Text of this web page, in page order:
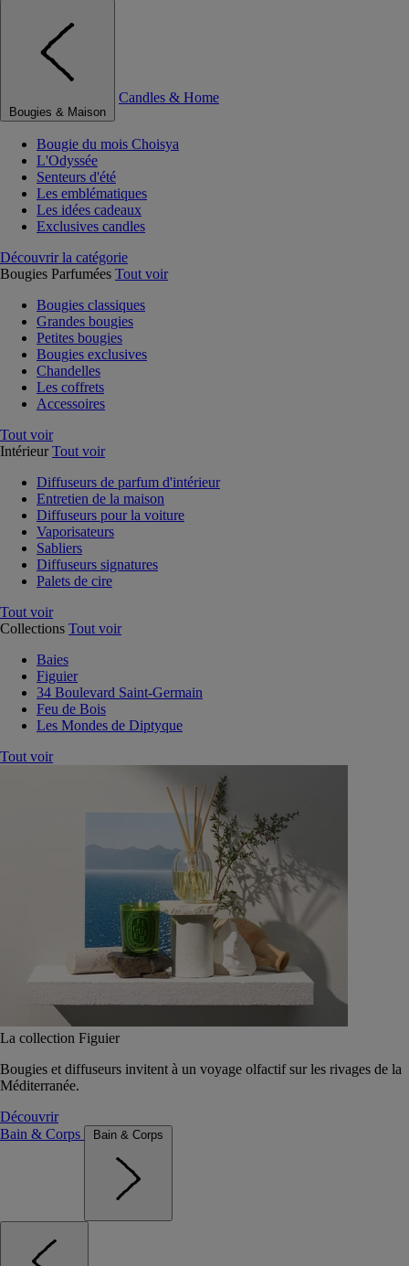
Bougies & Maison
Candles & Home
Bougie du mois Choisya
L'Odyssée
Senteurs d'été
Les emblématiques
Les idées cadeaux
Exclusives candles
Découvrir la catégorie
Bougies Parfumées Tout voir
Bougies classiques
Grandes bougies
Petites bougies
Bougies exclusives
Chandelles
Les coffrets
Accessoires
Tout voir
Intérieur Tout voir
Diffuseurs de parfum d'intérieur
Entretien de la maison
Diffuseurs pour la voiture
Vaporisateurs
Sabliers
Diffuseurs signatures
Palets de cire
Tout voir
Collections Tout voir
Baies
Figuier
34 Boulevard Saint-Germain
Feu de Bois
Les Mondes de Diptyque
Tout voir
La collection Figuier
Bougies et diffuseurs invitent à un voyage olfactif sur les rivages de la
Méditerranée.
Découvrir
Bain & Corps
Bain & Corps